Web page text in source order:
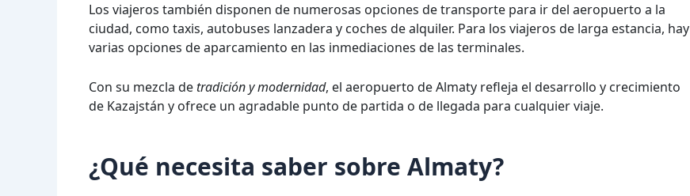
Los viajeros también disponen de numerosas opciones de transporte para ir del aeropuerto a la
ciudad, como taxis, autobuses lanzadera y coches de alquiler. Para los viajeros de larga estancia, hay
varias opciones de aparcamiento en las inmediaciones de las terminales.
Con su mezcla detradición y modernidad, el aeropuerto de Almaty refleja el desarrollo y crecimiento
de Kazajstán y ofrece un agradable punto de partida o de llegada para cualquier viaje.
¿Qué necesita saber sobre Almaty?